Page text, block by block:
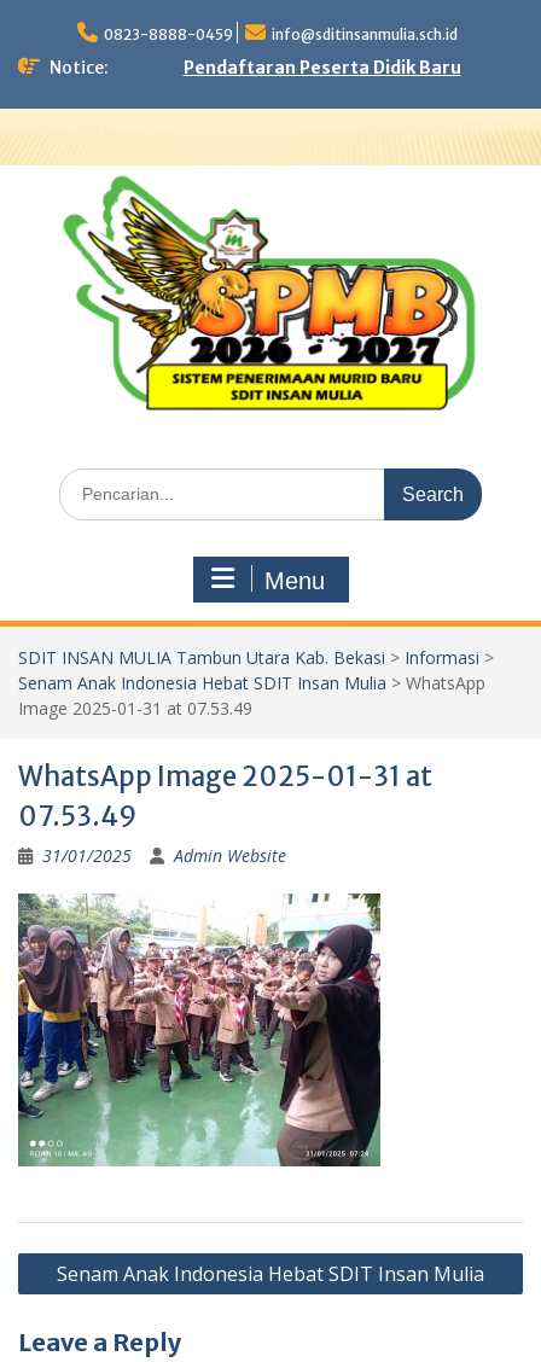
content
0823-8888-0459 info@sditinsanmulia.sch.id
Notice: Pendaftaran Peserta Didik Baru
Search
for:
Menu
SDIT INSAN MULIA Tambun Utara Kab. Bekasi > Informasi >
Senam Anak Indonesia Hebat SDIT Insan Mulia > WhatsApp
Image 2025-01-31 at 07.53.49
WhatsApp Image 2025-01-31 at
07.53.49
31/01/2025 Admin Website
Post
navigation
Senam Anak Indonesia Hebat SDIT Insan Mulia
Leave a Reply